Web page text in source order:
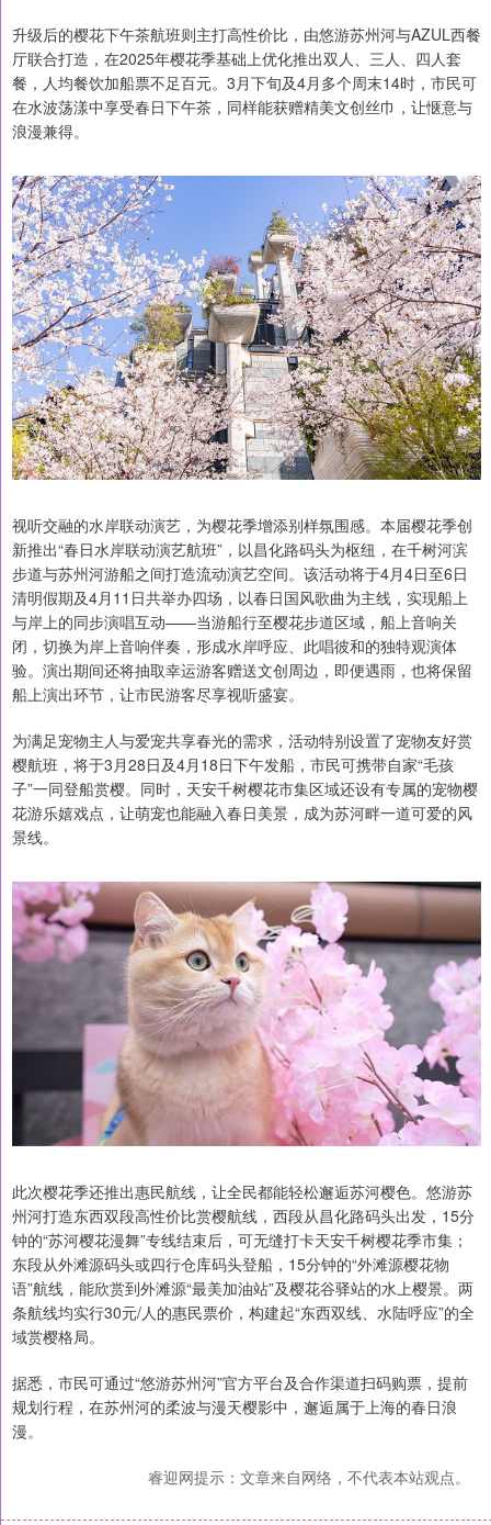
升级后的樱花下午茶航班则主打高性价比，由悠游苏州河与AZUL西餐
厅联合打造，在2025年樱花季基础上优化推出双人、三人、四人套
餐，人均餐饮加船票不足百元。3月下旬及4月多个周末14时，市民可
在水波荡漾中享受春日下午茶，同样能获赠精美文创丝巾，让惬意与
浪漫兼得。
视听交融的水岸联动演艺，为樱花季增添别样氛围感。本届樱花季创
新推出“春日水岸联动演艺航班”，以昌化路码头为枢纽，在千树河滨
步道与苏州河游船之间打造流动演艺空间。该活动将于4月4日至6日
清明假期及4月11日共举办四场，以春日国风歌曲为主线，实现船上
与岸上的同步演唱互动——当游船行至樱花步道区域，船上音响关
闭，切换为岸上音响伴奏，形成水岸呼应、此唱彼和的独特观演体
验。演出期间还将抽取幸运游客赠送文创周边，即便遇雨，也将保留
船上演出环节，让市民游客尽享视听盛宴。
为满足宠物主人与爱宠共享春光的需求，活动特别设置了宠物友好赏
樱航班，将于3月28日及4月18日下午发船，市民可携带自家“毛孩
子”一同登船赏樱。同时，天安千树樱花市集区域还设有专属的宠物樱
花游乐嬉戏点，让萌宠也能融入春日美景，成为苏河畔一道可爱的风
景线。
此次樱花季还推出惠民航线，让全民都能轻松邂逅苏河樱色。悠游苏
州河打造东西双段高性价比赏樱航线，西段从昌化路码头出发，15分
钟的“苏河樱花漫舞”专线结束后，可无缝打卡天安千树樱花季市集；
东段从外滩源码头或四行仓库码头登船，15分钟的“外滩源樱花物
语”航线，能欣赏到外滩源“最美加油站”及樱花谷驿站的水上樱景。两
条航线均实行30元/人的惠民票价，构建起“东西双线、水陆呼应”的全
域赏樱格局。
据悉，市民可通过“悠游苏州河”官方平台及合作渠道扫码购票，提前
规划行程，在苏州河的柔波与漫天樱影中，邂逅属于上海的春日浪
漫。
睿迎网提示：文章来自网络，不代表本站观点。